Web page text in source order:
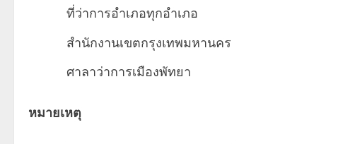
ที่ว่าการอำเภอทุกอำเภอ
สำนักงานเขตกรุงเทพมหานคร
ศาลาว่าการเมืองพัทยา
หมายเหตุ